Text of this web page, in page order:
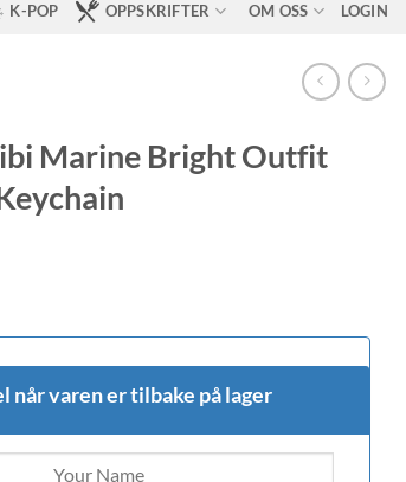
K-POP OPPSKRIFTER OM OSS LOGIN
Marine Bright Outfit
når varen er tilbake på lager